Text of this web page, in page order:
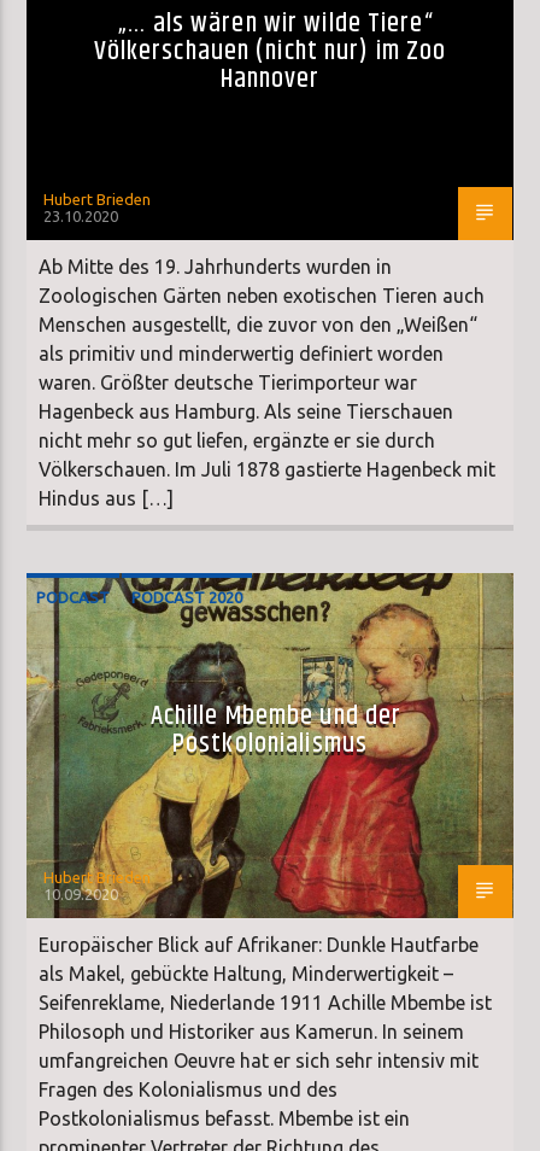
„… als wären wir wilde Tiere“
Völkerschauen (nicht nur) im Zoo
Hannover
Hubert Brieden
23.10.2020
Ab Mitte des 19. Jahrhunderts wurden in
Zoologischen Gärten neben exotischen Tieren auch
Menschen ausgestellt, die zuvor von den „Weißen“
als primitiv und minderwertig definiert worden
waren. Größter deutsche Tierimporteur war
Hagenbeck aus Hamburg. Als seine Tierschauen
nicht mehr so gut liefen, ergänzte er sie durch
Völkerschauen. Im Juli 1878 gastierte Hagenbeck mit
Hindus aus […]
PODCAST PODCAST 2020
SONDERSENDUNG
Achille Mbembe und der
Postkolonialismus
Hubert Brieden
10.09.2020
Europäischer Blick auf Afrikaner: Dunkle Hautfarbe
als Makel, gebückte Haltung, Minderwertigkeit –
Seifenreklame, Niederlande 1911 Achille Mbembe ist
Philosoph und Historiker aus Kamerun. In seinem
umfangreichen Oeuvre hat er sich sehr intensiv mit
Fragen des Kolonialismus und des
Postkolonialismus befasst. Mbembe ist ein